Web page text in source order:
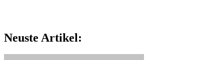
Neuste Artikel: